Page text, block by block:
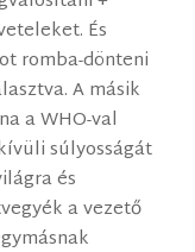
És
romba-dönteni
A másik
a WHO-val
súlyosságát
és
a vezető